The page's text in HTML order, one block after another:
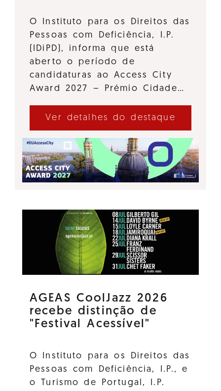
O Instituto para os Direitos das
Pessoas com Deficiência, I.P.
(IDiPD), informa que está
aberto o período de
candidaturas ao Access City
Award 2027 – Prémio Cidade…
Ver detalhes do destaque
AGEAS CoolJazz 2026
recebe distinção de
"Festival Acessível"
O Instituto para os Direitos das
Pessoas com Deficiência, I.P., e
o Turismo de Portugal, I.P.